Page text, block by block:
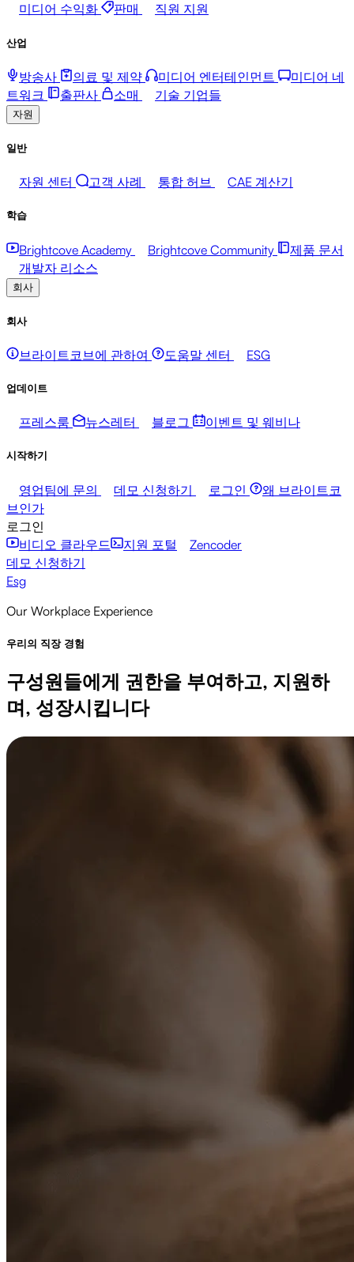
미디어 수익화
판매 직원 지원
산업
방송사 의료 및 제약 미디어 엔터테인먼트
미디어 네
트워크
출판사 소매 기술 기업들
자원
일반
자원 센터 고객 사례 통합 허브 CAE 계산기
학습
Brightcove Academy Brightcove Community
제품 문서
개발자 리소스
회사
회사
브라이트코브에 관하여 도움말 센터 ESG
업데이트
프레스룸 뉴스레터 블로그 이벤트 및 웨비나
시작하기
영업팀에 문의 데모 신청하기 로그인
왜 브라이트코
브인가
로그인
비디오 클라우드
지원 포털
Zencoder
데모 신청하기
Esg
Our Workplace Experience
우리의 직장 경험
구성원들에게 권한을 부여하고, 지원하
며, 성장시킵니다